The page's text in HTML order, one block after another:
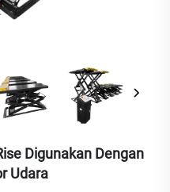
Digunakan Dengan
Udara